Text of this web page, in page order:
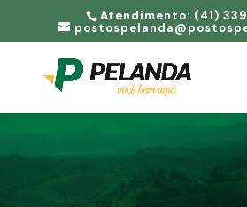
Atendimento: (41)